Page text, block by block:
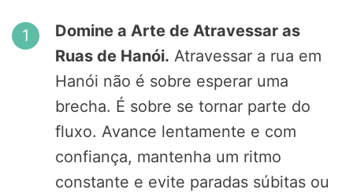
Domine a Arte de Atravessar as
Ruas de Hanói. Atravessar a rua em
Hanói não é sobre esperar uma
brecha. É sobre se tornar parte do
fluxo. Avance lentamente e com
confiança, mantenha um ritmo
constante e evite paradas súbitas ou